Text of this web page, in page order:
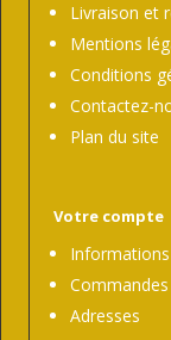
Livraison et
Mentions
Conditions
Contactez-
Plan du site
Votre compte
Commandes
Adresses